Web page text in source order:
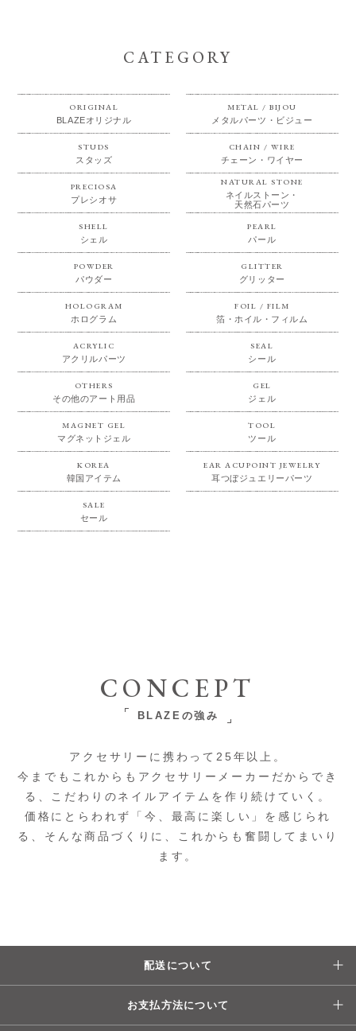
CATEGORY
ORIGINAL
BLAZEオリジナル
METAL / BIJOU
メタルパーツ・ビジュー
STUDS
スタッズ
CHAIN / WIRE
チェーン・ワイヤー
PRECIOSA
プレシオサ
NATURAL STONE
ネイルストーン・
天然石パーツ
SHELL
シェル
PEARL
パール
POWDER
パウダー
GLITTER
グリッター
HOLOGRAM
ホログラム
FOIL / FILM
箔・ホイル・フィルム
ACRYLIC
アクリルパーツ
SEAL
シール
OTHERS
その他のアート用品
GEL
ジェル
MAGNET GEL
マグネットジェル
TOOL
ツール
KOREA
韓国アイテム
EAR ACUPOINT JEWELRY
耳つぼジュエリーパーツ
SALE
セール
CONCEPT
BLAZEの強み
アクセサリーに携わって25年以上。
今までもこれからもアクセサリーメーカーだからでき
る、こだわりのネイルアイテムを作り続けていく。
価格にとらわれず「今、最高に楽しい」を感じられ
る、そんな商品づくりに、これからも奮闘してまいり
ます。
配送について
お支払方法について